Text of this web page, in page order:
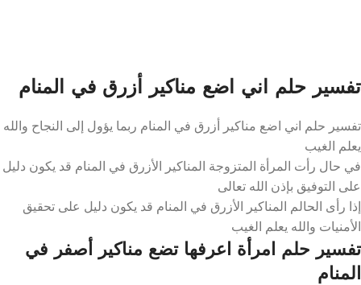
تفسير حلم اني اضع مناكير أزرق في المنام
تفسير حلم اني اضع مناكير أزرق في المنام ربما يؤول إلى النجاح والله
يعلم الغيب
في حال رأت المرأة المتزوجة المناكير الأزرق في المنام قد يكون دليل
على التوفيق بإذن الله تعالى
إذا رأى الحالم المناكير الأزرق في المنام قد يكون دليل على تحقيق
الأمنيات والله يعلم الغيب
تفسير حلم امرأة اعرفها تضع مناكير أصفر في
المنام